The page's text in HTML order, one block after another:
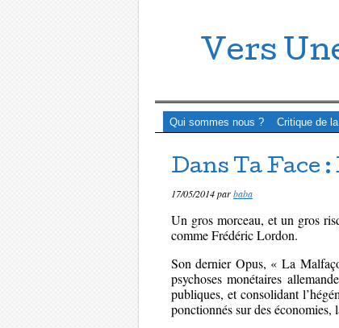
Vers
Menu ☰
Passer directement au contenu
Qui sommes nous ? Critique de
Dans Ta Face
17/05/2014parbaba
Un gros morceau, et un gros
comme Frédéric Lordon.
Son dernier Opus, « La
psychoses monétaires
publiques, et consolidant
ponctionnés sur des économies,